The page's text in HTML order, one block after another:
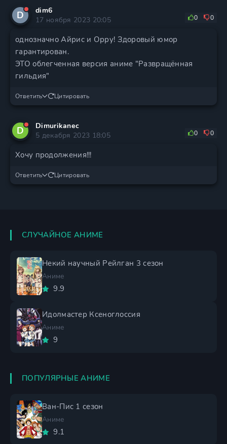
D
dim6
17 ноября 2023 20:05
0 0
однозначно Айрис и Орру! Здоровый юмор
гарантирован.
ЭТО облегченная версия аниме "Развращённая
гильдия"
Ответить Цитировать
D
Dimurikanec
5 декабря 2023 18:05
0 0
Хочу продолжения!!!
Ответить Цитировать
СЛУЧАЙНОЕ АНИМЕ
Некий научный Рейлган 3 сезон
Аниме
9.9
Идолмастер Ксеноглоссия
Аниме
9
ПОПУЛЯРНЫЕ АНИМЕ
Ван-Пис 1 сезон
Аниме
9.1